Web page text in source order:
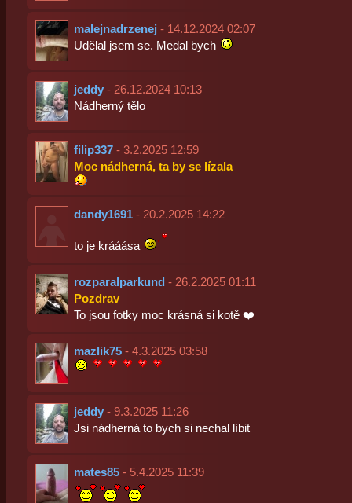
malejnadrzenej - 14.12.2024 02:07
Udělal jsem se. Medal bych
jeddy- 26.12.2024 10:13
Nádherný tělo
filip337- 3.2.2025 12:59
Moc nádherná, ta by se lízala
dandy1691- 20.2.2025 14:22
to je krááása
rozparalparkund- 26.2.2025 01:11
Pozdrav
To jsou fotky moc krásná si kotě ❤️‍
mazlik75- 4.3.2025 03:58
jeddy- 9.3.2025 11:26
Jsi nádherná to bych si nechal líbit
mates85- 5.4.2025 11:39